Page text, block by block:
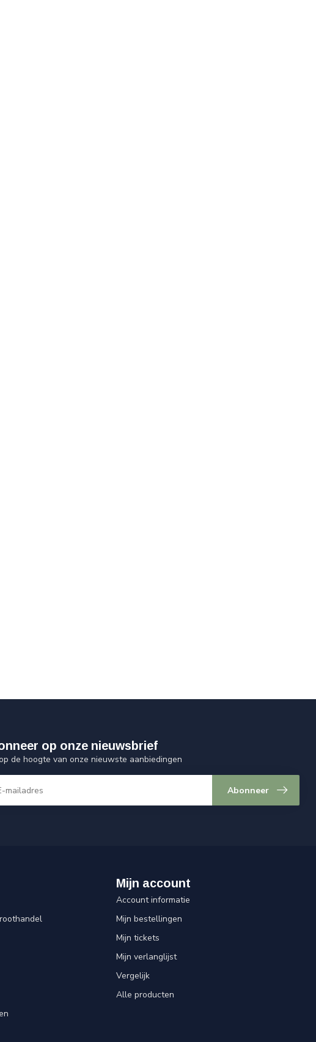
op onze nieuwsbrief
de hoogte van onze nieuwste aanbiedingen
Abonneer
Mijn account
Account informatie
Mijn bestellingen
Mijn tickets
Mijn verlanglijst
Vergelijk
Alle producten